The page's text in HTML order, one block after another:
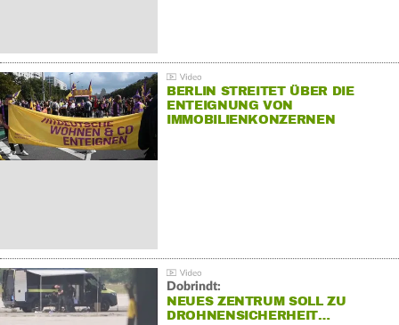
BERLIN STREITET ÜBER DIE
ENTEIGNUNG VON
IMMOBILIENKONZERNEN
Dobrindt:
NEUES ZENTRUM SOLL ZU
DROHNENSICHERHEIT…